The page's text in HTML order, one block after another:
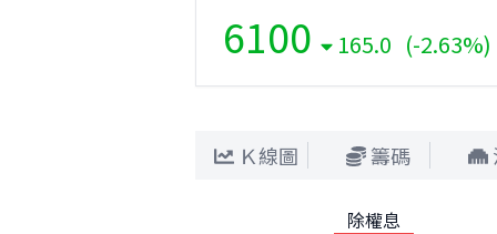
6100 165.0 (-2.63%)
Ｋ線圖 籌碼
除權息